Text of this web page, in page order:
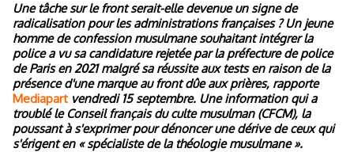
Une tâche sur le front serait-elle devenue un signe de
radicalisation pour les administrations françaises ? Un jeune
homme de confession musulmane souhaitant intégrer la
police a vu sa candidature rejetée par la préfecture de police
de Paris en 2021 malgré sa réussite aux tests en raison de la
présence d'une marque au front dûe aux prières, rapporte
Mediapart vendredi 15 septembre. Une information qui a
troublé le Conseil français du culte musulman (CFCM), la
poussant à s'exprimer pour dénoncer une dérive de ceux qui
s'érigent en « spécialiste de la théologie musulmane ».